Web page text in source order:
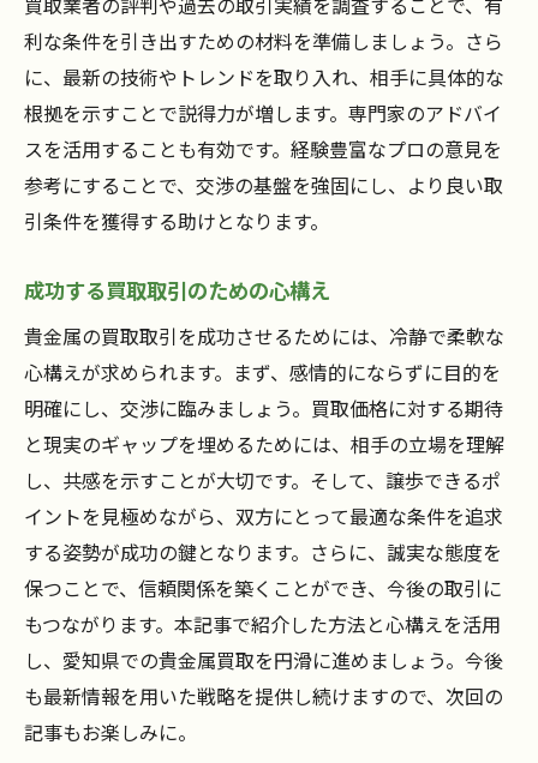
トレンドに敏感な買い手を狙う方法
地域の祭事やイベントを利用した売却プラ
ン
トレンドを反映した価格設定のテクニック
買取価格を最大化するための情報収集術
利な条件を引き出すための材料を準備しましょう。さら
に、最新の技術やトレンドを取り入れ、相手に具体的な
根拠を示すことで説得力が増します。専門家のアドバイ
スを活用することも有効です。経験豊富なプロの意見を
参考にすることで、交渉の基盤を強固にし、より良い取
引条件を獲得する助けとなります。
成功する買取取引のための心構え
貴金属の買取取引を成功させるためには、冷静で柔軟な
心構えが求められます。まず、感情的にならずに目的を
明確にし、交渉に臨みましょう。買取価格に対する期待
と現実のギャップを埋めるためには、相手の立場を理解
し、共感を示すことが大切です。そして、譲歩できるポ
イントを見極めながら、双方にとって最適な条件を追求
する姿勢が成功の鍵となります。さらに、誠実な態度を
保つことで、信頼関係を築くことができ、今後の取引に
もつながります。本記事で紹介した方法と心構えを活用
し、愛知県での貴金属買取を円滑に進めましょう。今後
も最新情報を用いた戦略を提供し続けますので、次回の
記事もお楽しみに。